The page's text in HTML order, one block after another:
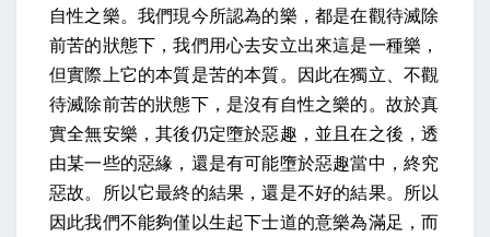
自性之樂。我們現今所認為的樂，都是在觀待滅除
前苦的狀態下，我們用心去安立出來這是一種樂，
但實際上它的本質是苦的本質。因此在獨立、不觀
待滅除前苦的狀態下，是沒有自性之樂的。故於真
實全無安樂，其後仍定墮於惡趣，並且在之後，透
由某一些的惡緣，還是有可能墮於惡趣當中，終究
惡故。所以它最終的結果，還是不好的結果。所以
因此我們不能夠僅以生起下士道的意樂為滿足，而